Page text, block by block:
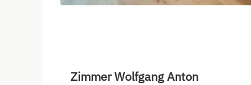
Zimmer Wolfgang Anton